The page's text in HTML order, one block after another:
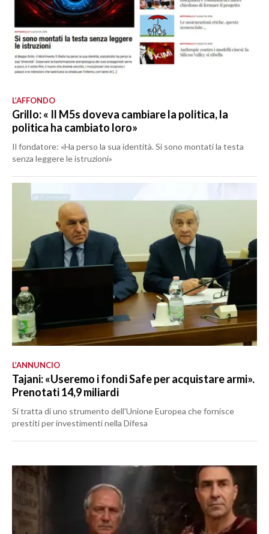
L’AFFONDO
Grillo: « Il M5s doveva cambiare la politica, la
politica ha cambiato loro»
Il fondatore: «Ha perso la sua identità. Si sono montati la testa
senza leggere le istruzioni»
L’ANNUNCIO
Tajani: «Useremo i fondi Safe per acquistare armi».
Prenotati 14,9 miliardi
Si tratta di uno strumento dell’Unione Europea che fornisce
prestiti per investimenti nella Difesa